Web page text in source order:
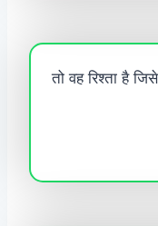
तो वह रिश्ता है